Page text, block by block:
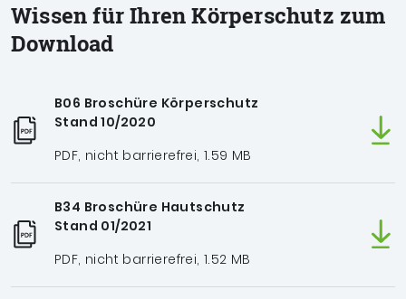
Wissen für Ihren Körperschutz zum
Download
B06 Broschüre Körperschutz
Stand 10/2020
PDF, nicht barrierefrei, 1.59 MB
B34 Broschüre Hautschutz
Stand 01/2021
PDF, nicht barrierefrei, 1.52 MB